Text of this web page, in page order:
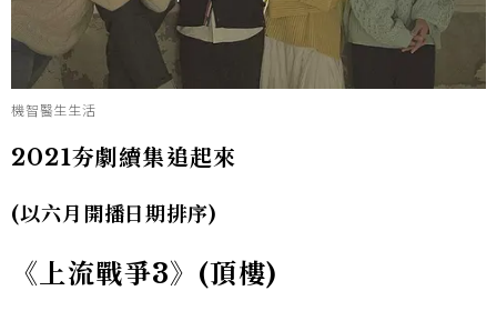
機智醫生生活
2021夯劇續集追起來
(以六月開播日期排序)
《上流戰爭3》(頂樓)